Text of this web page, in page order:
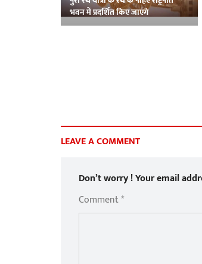
भवन में प्रदर्शित किए जाएंगे
LEAVE A COMMENT
Don’t worry ! Your email
Comment *